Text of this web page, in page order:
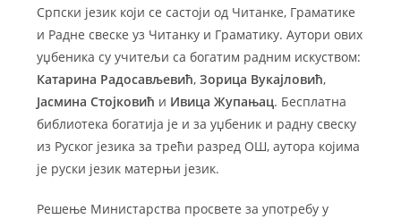
Српски језик који се састоји од Читанке, Граматике
и Радне свеске уз Читанку и Граматику. Аутори ових
уџбеника су учитељи са богатим радним искуством:
Катарина Радосављевић,Зорица Вукајловић,
Јасмина Стојковић и Ивица Жупањац. Бесплатна
библиотека богатија је и за уџбеник и радну свеску
из Руског језика за трећи разред ОШ, аутора којима
је руски језик матерњи језик.
Решење Министарства просвете за употребу у